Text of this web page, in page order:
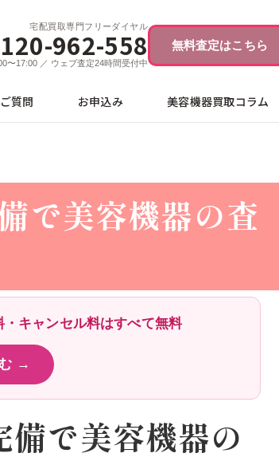
宅配買取専門フリーダイヤル
962-558
〜17:00 ／ ウェブ査定24時間受付中
無料査定はこちら
質問 お申込み 美容機器買取コラム
で美容機器の査
キャンセル料はすべて無料
→
備で美容機器の